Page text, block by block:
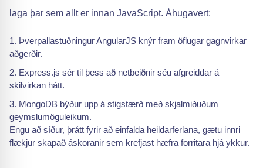
laga þar sem allt er innan JavaScript. Áhugavert:
Þverpallastuðningur AngularJS knýr fram öflugar gagnvirkar
aðgerðir.
Express.js sér til þess að netbeiðnir séu afgreiddar á
skilvirkan hátt.
MongoDB býður upp á stigstærð með skjalmiðuðum
geymslumöguleikum.
Engu að síður, þrátt fyrir að einfalda heildarferlana, gætu innri
flækjur skapað áskoranir sem krefjast hæfra forritara hjá ykkur.